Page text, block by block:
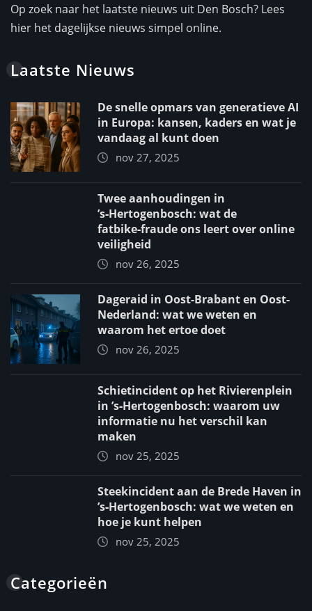
Op zoek naar het laatste nieuws uit Den Bosch? Lees
hier het dagelijkse nieuws simpel online.
Laatste Nieuws
De snelle opmars van generatieve AI
in Europa: kansen, kaders en wat je
vandaag al kunt doen
nov 27, 2025
Twee aanhoudingen in
’s‑Hertogenbosch: wat de
fatbike‑fraude ons leert over online
veiligheid
nov 26, 2025
Dageraid in Oost-Brabant en Oost-
Nederland: wat we weten en
waarom het ertoe doet
nov 26, 2025
Schietincident op het Rivierenplein
in ’s‑Hertogenbosch: waarom uw
informatie nu het verschil kan
maken
nov 25, 2025
Steekincident aan de Brede Haven in
’s‑Hertogenbosch: wat we weten en
hoe je kunt helpen
nov 25, 2025
Categorieën